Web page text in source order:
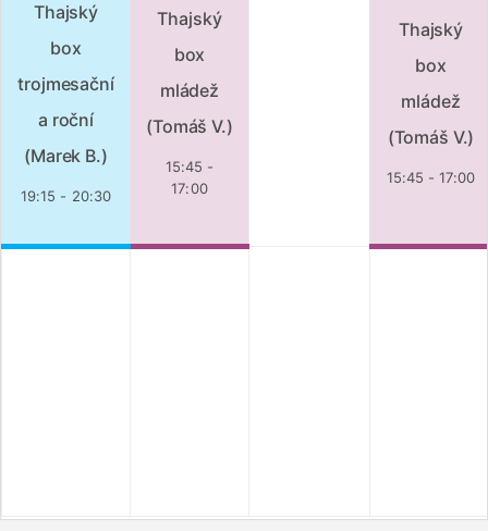
Thajský
box
trojmesační
a roční
(Marek B.)
19:15 - 20:30
Thajský
box
mládež
(Tomáš V.)
15:45 -
17:00
Thajský
box
mládež
(Tomáš V.)
15:45 - 17:00